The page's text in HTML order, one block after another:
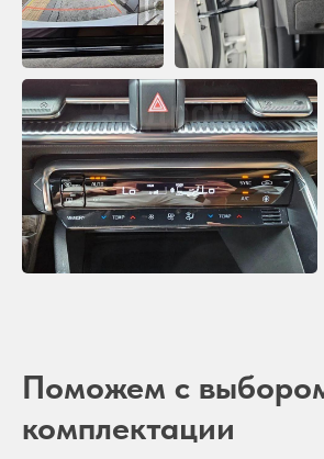
Поможем с
комплектации